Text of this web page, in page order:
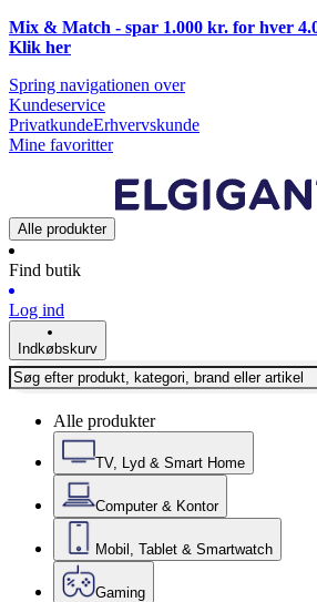
Mix & Match - spar 1.000 kr. for hver
Klik her
Spring navigationen over
Kundeservice
PrivatkundeErhvervskunde
Mine favoritter
Alle produkter
Find butik
Log ind
Indkøbskurv
Alle produkter
TV, Lyd & Smart Home
Computer & Kontor
Mobil, Tablet & Smartwatch
Gaming